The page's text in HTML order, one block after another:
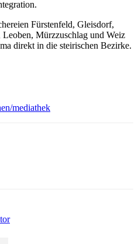
Fürstenfeld, Gleisdorf,
Mürzzuschlag und Weiz
direkt in die steirischen Bezirke.
mediathek